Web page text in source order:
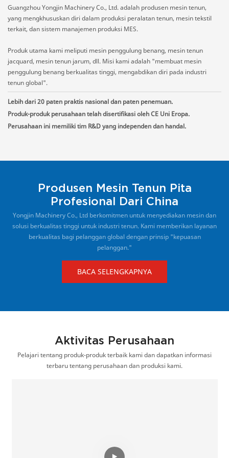
Guangzhou Yongjin Machinery Co., Ltd. adalah produsen mesin tenun,
yang mengkhususkan diri dalam produksi peralatan tenun, mesin tekstil
terkait, dan sistem manajemen produksi MES.
Produk utama kami meliputi mesin penggulung benang, mesin tenun
jacquard, mesin tenun jarum, dll. Misi kami adalah "membuat mesin
penggulung benang berkualitas tinggi, mengabdikan diri pada industri
tenun global".
Lebih dari 20 paten praktis nasional dan paten penemuan.
Produk-produk perusahaan telah disertifikasi oleh CE Uni Eropa.
Perusahaan ini memiliki tim R&D yang independen dan handal.
Produsen Mesin Tenun Pita
Profesional Dari China
Yongjin Machinery Co., Ltd berkomitmen untuk menyediakan mesin dan
solusi berkualitas tinggi untuk industri tenun. Kami memberikan layanan
berkualitas bagi pelanggan global dengan prinsip "kepuasan
pelanggan."
BACA SELENGKAPNYA
Aktivitas Perusahaan
Pelajari tentang produk-produk terbaik kami dan dapatkan informasi
terbaru tentang perusahaan dan produksi kami.